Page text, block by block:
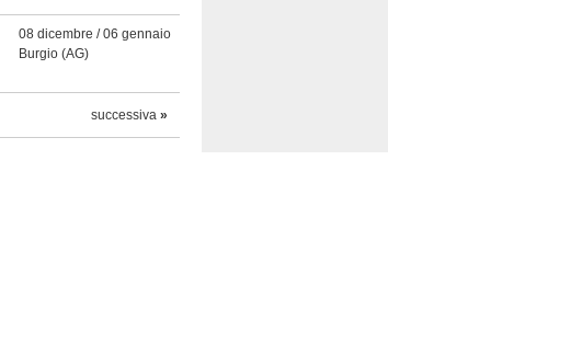
08 dicembre / 06 gennaio
Burgio (AG)
successiva »